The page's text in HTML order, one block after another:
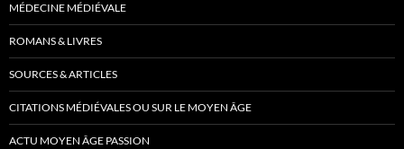
MÉDECINE MÉDIÉVALE
ROMANS & LIVRES
SOURCES & ARTICLES
CITATIONS MÉDIÉVALES OU SUR LE MOYEN ÂGE
ACTU MOYEN ÂGE PASSION